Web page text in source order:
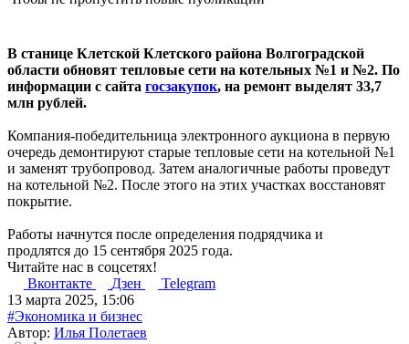
В станице Клетской Клетского района Волгоградской
области обновят тепловые сети на котельных №1 и №2. По
информации с сайта госзакупок, на ремонт выделят 33,7
млн рублей.
Компания-победительница электронного аукциона в первую
очередь демонтируют старые тепловые сети на котельной №1
и заменят трубопровод. Затем аналогичные работы проведут
на котельной №2. После этого на этих участках восстановят
покрытие.
Работы начнутся после определения подрядчика и
продлятся до 15 сентября 2025 года.
Читайте нас в соцсетях!
Вконтакте
Дзен
Telegram
13 марта 2025, 15:06
#Экономика и бизнес
Автор: Илья Полетаев